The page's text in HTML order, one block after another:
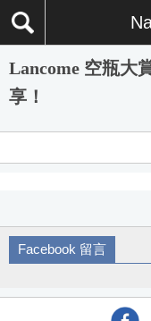
Lancome 空瓶大
享！
Facebook 留言